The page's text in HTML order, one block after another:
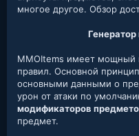
многое другое. Обзор
MMOItems имеет мощный
правил. Основной
основными данными о
урон от атаки по
модификаторов
предмет.